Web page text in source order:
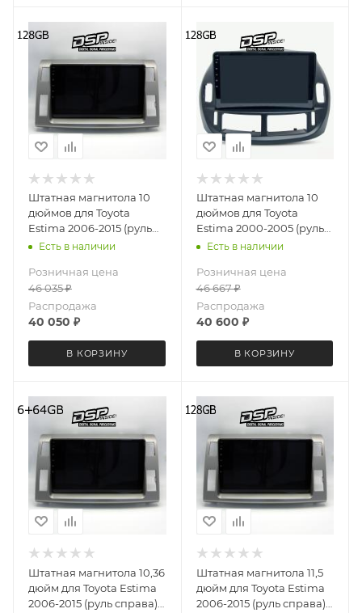
Штатная магнитола 10
дюймов для Toyota
Estima 2006-2015 (руль
справа) MEKEDE M6 Pro
8+128 Gb
Есть в наличии
Розничная цена
46 035₽
Распродажа
40 050 ₽
В КОРЗИНУ
Штатная магнитола 10
дюймов для Toyota
Estima 2000-2005 (руль
справа) MEKEDE M6 Pro
8+128 Gb
Есть в наличии
Розничная цена
46 667₽
Распродажа
40 600 ₽
В КОРЗИНУ
Штатная магнитола 10,36
дюйм для Toyota Estima
2006-2015 (руль справа)
Штатная магнитола 11,5
дюйм для Toyota Estima
2006-2015 (руль справа)